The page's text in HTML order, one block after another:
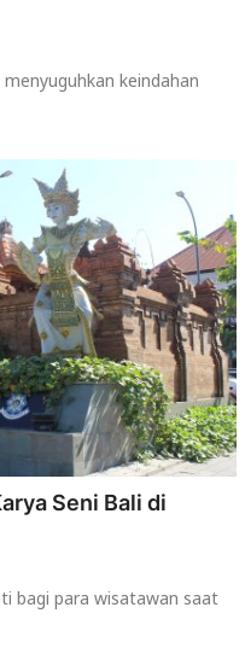
keindahan
Seni Bali di
bagi para wisatawan saat